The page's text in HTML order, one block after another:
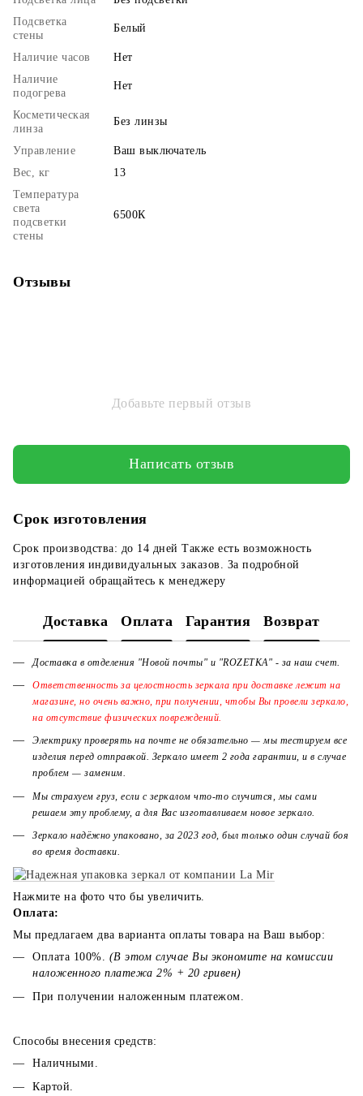
Подсветка
стены
Белый
Наличие часов
Нет
Наличие
подогрева
Нет
Косметическая
линза
Без линзы
Управление
Ваш выключатель
Вес, кг
13
Температура
света
подсветки
стены
6500К
Отзывы
Добавьте первый отзыв
Написать отзыв
Срок изготовления
Срок производства: до 14 дней Также есть возможность
изготовления индивидуальных заказов. За подробной
информацией обращайтесь к менеджеру
Доставка Оплата Гарантия Возврат
Доставка в отделения "Новой почты" и "ROZETKA" - за наш счет.
Ответственность за целостность зеркала при доставке лежит на
магазине, но очень важно, при получении, чтобы Вы провели зеркало,
на отсутствие физических повреждений.
Электрику проверять на почте не обязательно — мы тестируем все
изделия перед отправкой. Зеркало имеет 2 года гарантии, и в случае
проблем — заменим.
Мы страхуем груз, если с зеркалом что-то случится, мы сами
решаем эту проблему, а для Вас изготавливаем новое зеркало.
Зеркало надёжно упаковано, за 2023 год, был только один случай боя
во время доставки.
Нажмите на фото что бы увеличить.
Оплата:
Мы предлагаем два варианта оплаты товара на Ваш выбор:
Оплата 100%. (В этом случае Вы экономите на комиссии
наложенного платежа 2% + 20 гривен)
При получении наложенным платежом.
Способы внесения средств:
Наличными.
Картой.